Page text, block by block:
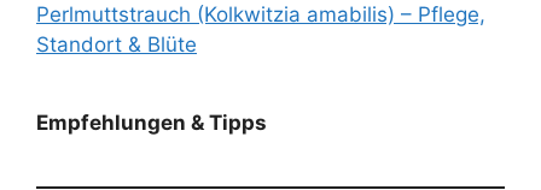
Perlmuttstrauch (Kolkwitzia amabilis) – Pflege,
Standort & Blüte
Empfehlungen & Tipps